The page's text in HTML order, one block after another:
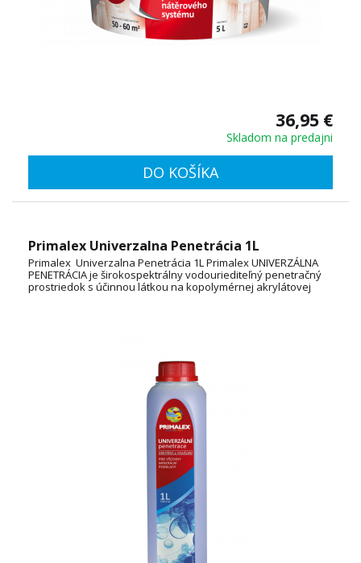
36,95 €
Skladom na predajni
DO KOŠÍKA
Primalex Univerzalna Penetrácia 1L
Primalex Univerzalna Penetrácia 1L Primalex UNIVERZÁLNA
PENETRÁCIA je širokospektrálny vodouriediteľný penetračný
prostriedok s účinnou látkou na kopolymérnej akrylátovej